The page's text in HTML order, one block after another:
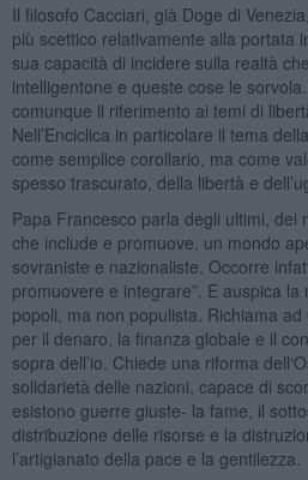
Il filosofo Cacciari, già Doge di
più scettico relativamente alla portata
sua capacità di incidere sulla realtà
intelligentone e queste cose le
comunque il riferimento ai temi di
Nell’Enciclica in particolare il tema
come semplice corollario, ma come
spesso trascurato, della libertà e
Papa Francesco parla degli ultimi, dei
che include e promuove, un mondo
sovraniste e nazionaliste. Occorre
promuovere e integrare”. E auspica
popoli, ma non populista. Richiama
per il denaro, la finanza globale e il
sopra dell’io. Chiede una riforma
solidarietà delle nazioni, capace di
esistono guerre giuste- la fame, il
distribuzione delle risorse e la
l’artigianato della pace e la gentilezza.